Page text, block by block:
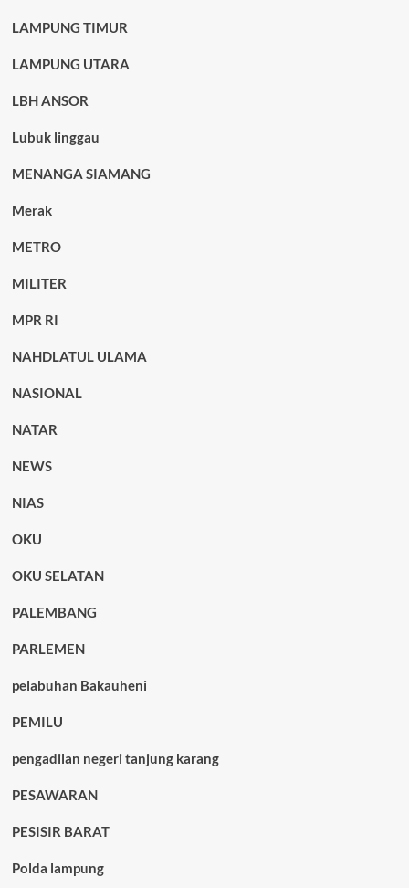
LAMPUNG TIMUR
LAMPUNG UTARA
LBH ANSOR
Lubuk linggau
MENANGA SIAMANG
Merak
METRO
MILITER
MPR RI
NAHDLATUL ULAMA
NASIONAL
NATAR
NEWS
NIAS
OKU
OKU SELATAN
PALEMBANG
PARLEMEN
pelabuhan Bakauheni
PEMILU
pengadilan negeri tanjung karang
PESAWARAN
PESISIR BARAT
Polda lampung